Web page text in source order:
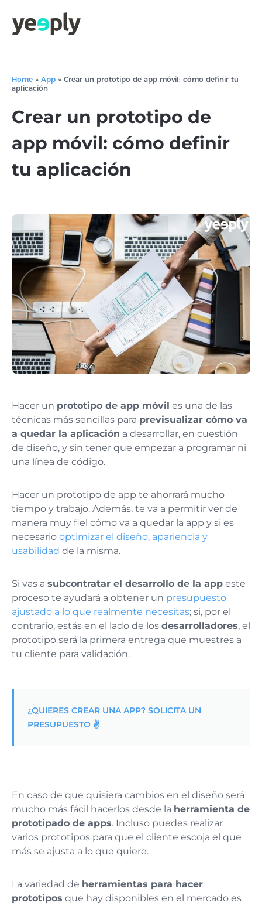
Home » App » Crear un prototipo de app móvil: cómo definir tu
aplicación
Crear un prototipo de
app móvil: cómo definir
tu aplicación
Hacer un prototipo de app móvil es una de las
técnicas más sencillas para previsualizar cómo va
a quedar la aplicación a desarrollar, en cuestión
de diseño, y sin tener que empezar a programar ni
una línea de código.
Hacer un prototipo de app te ahorrará mucho
tiempo y trabajo. Además, te va a permitir ver de
manera muy fiel cómo va a quedar la app y si es
necesario optimizar el diseño, apariencia y
usabilidad de la misma.
Si vas a subcontratar el desarrollo de la app este
proceso te ayudará a obtener un presupuesto
ajustado a lo que realmente necesitas; si, por el
contrario, estás en el lado de los desarrolladores, el
prototipo será la primera entrega que muestres a
tu cliente para validación.
¿QUIERES CREAR UNA APP? SOLICITA UN
PRESUPUESTO ✌️
En caso de que quisiera cambios en el diseño será
mucho más fácil hacerlos desde la herramienta de
prototipado de apps. Incluso puedes realizar
varios prototipos para que el cliente escoja el que
más se ajusta a lo que quiere.
La variedad de herramientas para hacer
prototipos que hay disponibles en el mercado es